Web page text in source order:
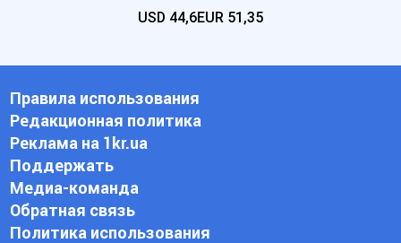
USD 44,6EUR 51,35
Правила использования
Редакционная политика
Реклама на 1kr.ua
Поддержать
Медиа-команда
Обратная связь
Политика использования